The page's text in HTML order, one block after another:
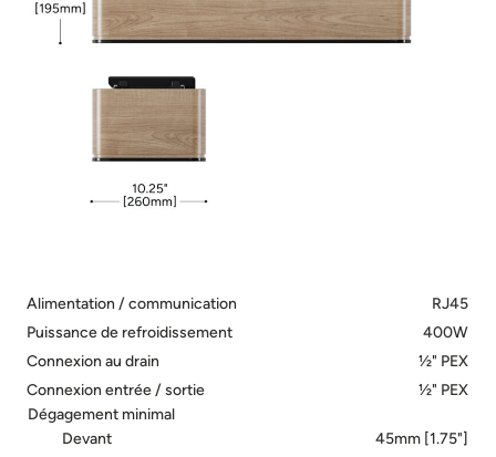
Alimentation / communication
RJ45
Puissance de refroidissement
400W
Connexion au drain
½" PEX
Connexion entrée / sortie
½" PEX
Dégagement minimal
Devant
45mm [1.75"]